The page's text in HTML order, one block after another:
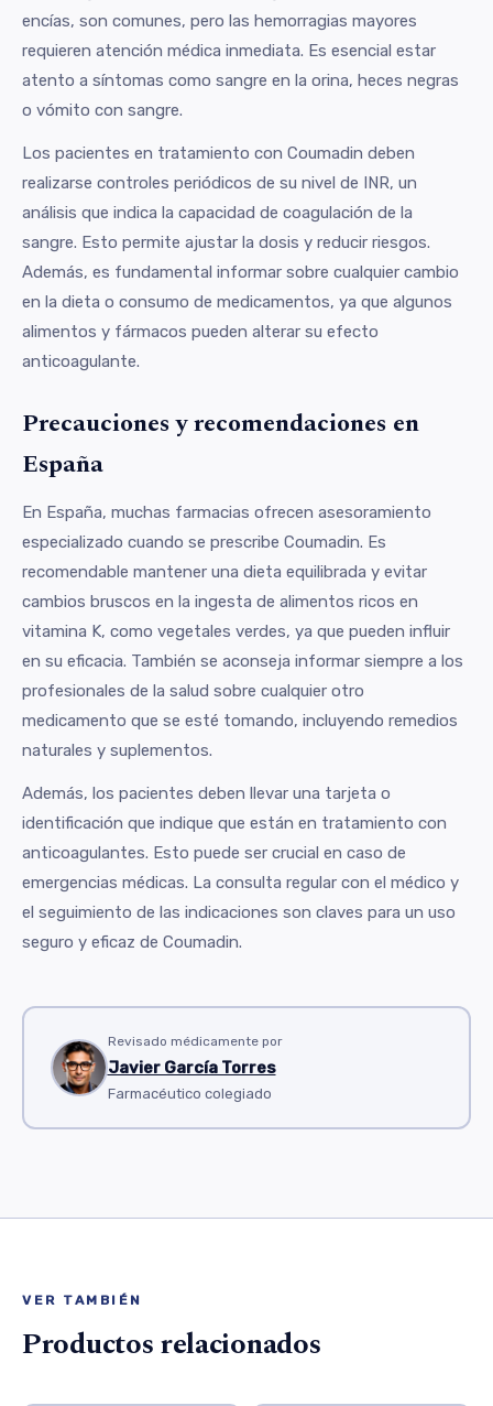
encías, son comunes, pero las hemorragias mayores
requieren atención médica inmediata. Es esencial estar
atento a síntomas como sangre en la orina, heces negras
o vómito con sangre.
Los pacientes en tratamiento con Coumadin deben
realizarse controles periódicos de su nivel de INR, un
análisis que indica la capacidad de coagulación de la
sangre. Esto permite ajustar la dosis y reducir riesgos.
Además, es fundamental informar sobre cualquier cambio
en la dieta o consumo de medicamentos, ya que algunos
alimentos y fármacos pueden alterar su efecto
anticoagulante.
Precauciones y recomendaciones en
España
En España, muchas farmacias ofrecen asesoramiento
especializado cuando se prescribe Coumadin. Es
recomendable mantener una dieta equilibrada y evitar
cambios bruscos en la ingesta de alimentos ricos en
vitamina K, como vegetales verdes, ya que pueden influir
en su eficacia. También se aconseja informar siempre a los
profesionales de la salud sobre cualquier otro
medicamento que se esté tomando, incluyendo remedios
naturales y suplementos.
Además, los pacientes deben llevar una tarjeta o
identificación que indique que están en tratamiento con
anticoagulantes. Esto puede ser crucial en caso de
emergencias médicas. La consulta regular con el médico y
el seguimiento de las indicaciones son claves para un uso
seguro y eficaz de Coumadin.
Revisado médicamente por
Javier García Torres
Farmacéutico colegiado
VER TAMBIÉN
Productos relacionados